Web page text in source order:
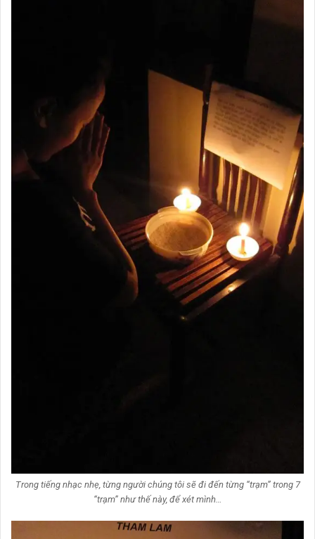
Trong tiếng nhạc nhẹ, từng người chúng tôi sẽ đi đến từng “trạm” trong 7
“trạm” như thế này, để xét mình…